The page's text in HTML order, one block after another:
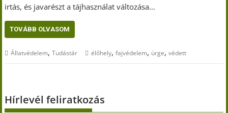
irtás, és javarészt a tájhasználat változása…
TOVÁBB OLVASOM
Állatvédelem,Tudástár élőhely,fajvédelem, ürge,védett
Hírlevél feliratkozás